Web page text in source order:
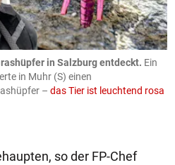
in Salzburg entdeckt. Ein
in Muhr (S) einen
– das Tier ist leuchtend rosa
so der FP-Chef